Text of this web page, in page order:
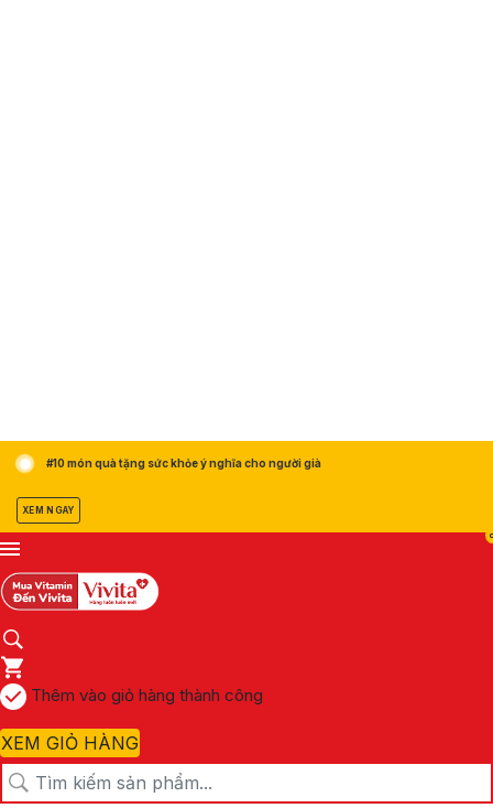
#10 món quà tặng sức khỏe ý nghĩa cho người già
XEM NGAY
0
Thêm vào giỏ hàng thành công
XEM GIỎ HÀNG